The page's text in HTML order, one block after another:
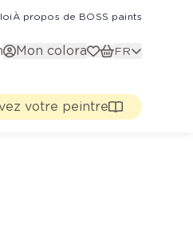
À propos de BOSS paints
Mon colora FR
votre peintre